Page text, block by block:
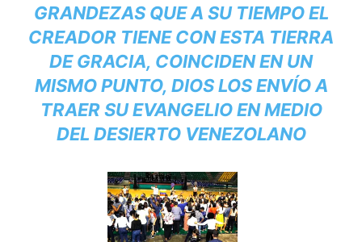
GRANDEZAS QUE A SU TIEMPO EL
CREADOR TIENE CON ESTA TIERRA
DE GRACIA, COINCIDEN EN UN
MISMO PUNTO, DIOS LOS ENVÍO A
TRAER SU EVANGELIO EN MEDIO
DEL DESIERTO VENEZOLANO